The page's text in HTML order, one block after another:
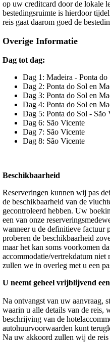
op uw creditcard door de lokale
bestedingsruimte is hierdoor
reis gaat daarom goed de
Overige Informatie
Dag tot dag:
Dag 1: Madeira - Ponta do
Dag 2: Ponta do Sol en
Dag 3: Ponta do Sol en
Dag 4: Ponta do Sol en
Dag 5: Ponta do Sol - São
Dag 6: São Vicente
Dag 7: São Vicente
Dag 8: São Vicente
Beschikbaarheid
Reserveringen kunnen wij pas
de beschikbaarheid van de
gecontroleerd hebben. Uw
een van onze
wanneer u de definitieve factuur
proberen de beschikbaarheid
maar het kan soms voorkomen
accommodatie/vertrekdatum niet
zullen we in overleg met u een
U neemt geheel vrijblijvend
Na ontvangst van uw aanvraag,
waarin u alle details van de reis,
beschrijving van de
autohuurvoorwaarden kunt
Na uw akkoord zullen wij de